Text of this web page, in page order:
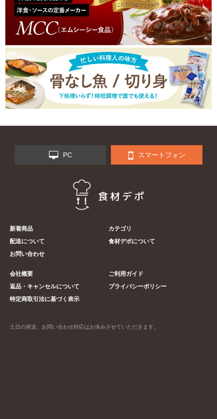
PC スマートフォン
新着商品
カテゴリ
配送について
食材デポについて
お問い合わせ
会社概要
ご利用ガイド
返品・キャンセルについて
プライバシーポリシー
特定商取引法に基づく表示
土日の発送、お問い合わせ対応はお休みさせていただきます。